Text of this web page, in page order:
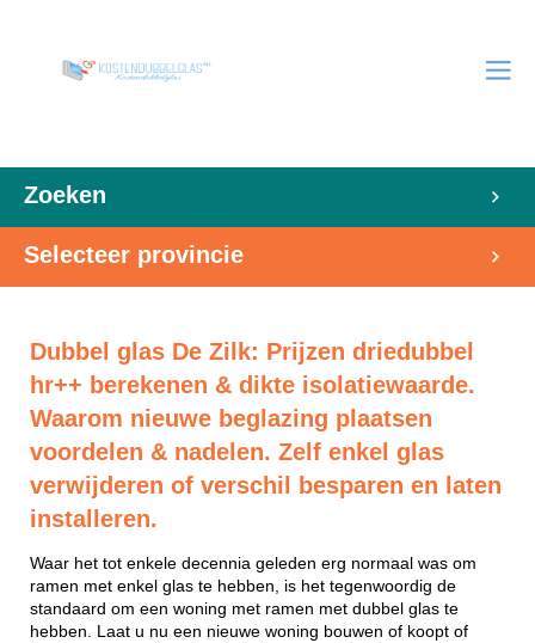
Zoeken
Selecteer provincie
Dubbel glas De Zilk: Prijzen driedubbel
hr++ berekenen & dikte isolatiewaarde.
Waarom nieuwe beglazing plaatsen
voordelen & nadelen. Zelf enkel glas
verwijderen of verschil besparen en laten
installeren.
Waar het tot enkele decennia geleden erg normaal was om
ramen met enkel glas te hebben, is het tegenwoordig de
standaard om een woning met ramen met dubbel glas te
hebben. Laat u nu een nieuwe woning bouwen of koopt of